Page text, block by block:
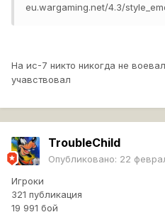
eu.wargaming.net/4.3/
На ис-7 никто никогда не
учавствовал
TroubleChild
Опубликовано: 22
Игроки
321 публикация
19 991 бой